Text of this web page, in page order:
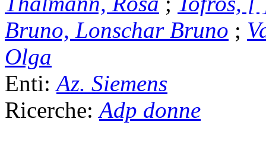
Bruno, Lonschar Bruno ;
Olga
Enti: Az. Siemens
Ricerche: Adp donne